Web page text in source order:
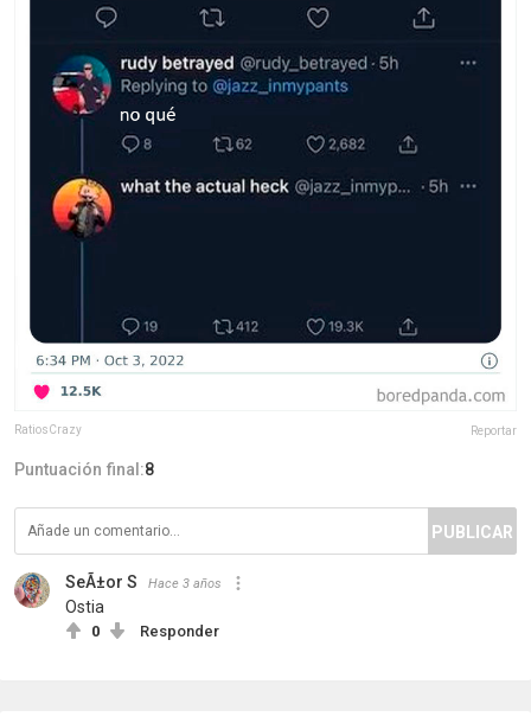
RatiosCrazy Reportar
Puntuación final:8
PUBLICAR
SeÃ±or S Hace 3 años
Ostia
0 Responder